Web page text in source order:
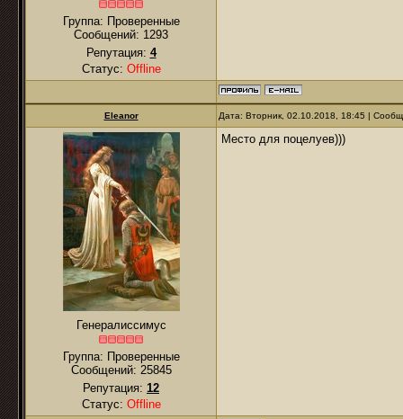
Группа: Проверенные
Сообщений: 1293
Репутация: 4
Статус: Offline
Eleanor Дата: Вторник, 02.10.2018, 18:45 |
Генералиссимус
Группа: Проверенные
Сообщений: 25845
Репутация: 12
Статус: Offline
Место для поцелуев)))